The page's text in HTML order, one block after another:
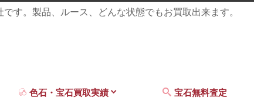
す。製品、ルース、どんな状態でもお買取出来ます。
色石・宝石買取実績 宝石無料査定